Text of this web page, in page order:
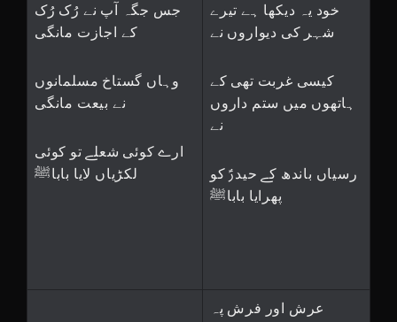
جس جگہ آپ نے رُک رُک
کے اجازت مانگی
وہاں گستاخ مسلمانوں
نے بیعت مانگی
ارے کوئی شعلے تو کوئی
لکڑیاں لایا باباﷺ
خود یہ دیکھا ہے تیرے
شہر کی دیواروں نے
کیسی غربت تھی کے
ہاتھوں میں ستم داروں
نے
رسیاں باندھ کے حیدرؑ کو
پھرایا باباﷺ
عرش اور فرش پہ